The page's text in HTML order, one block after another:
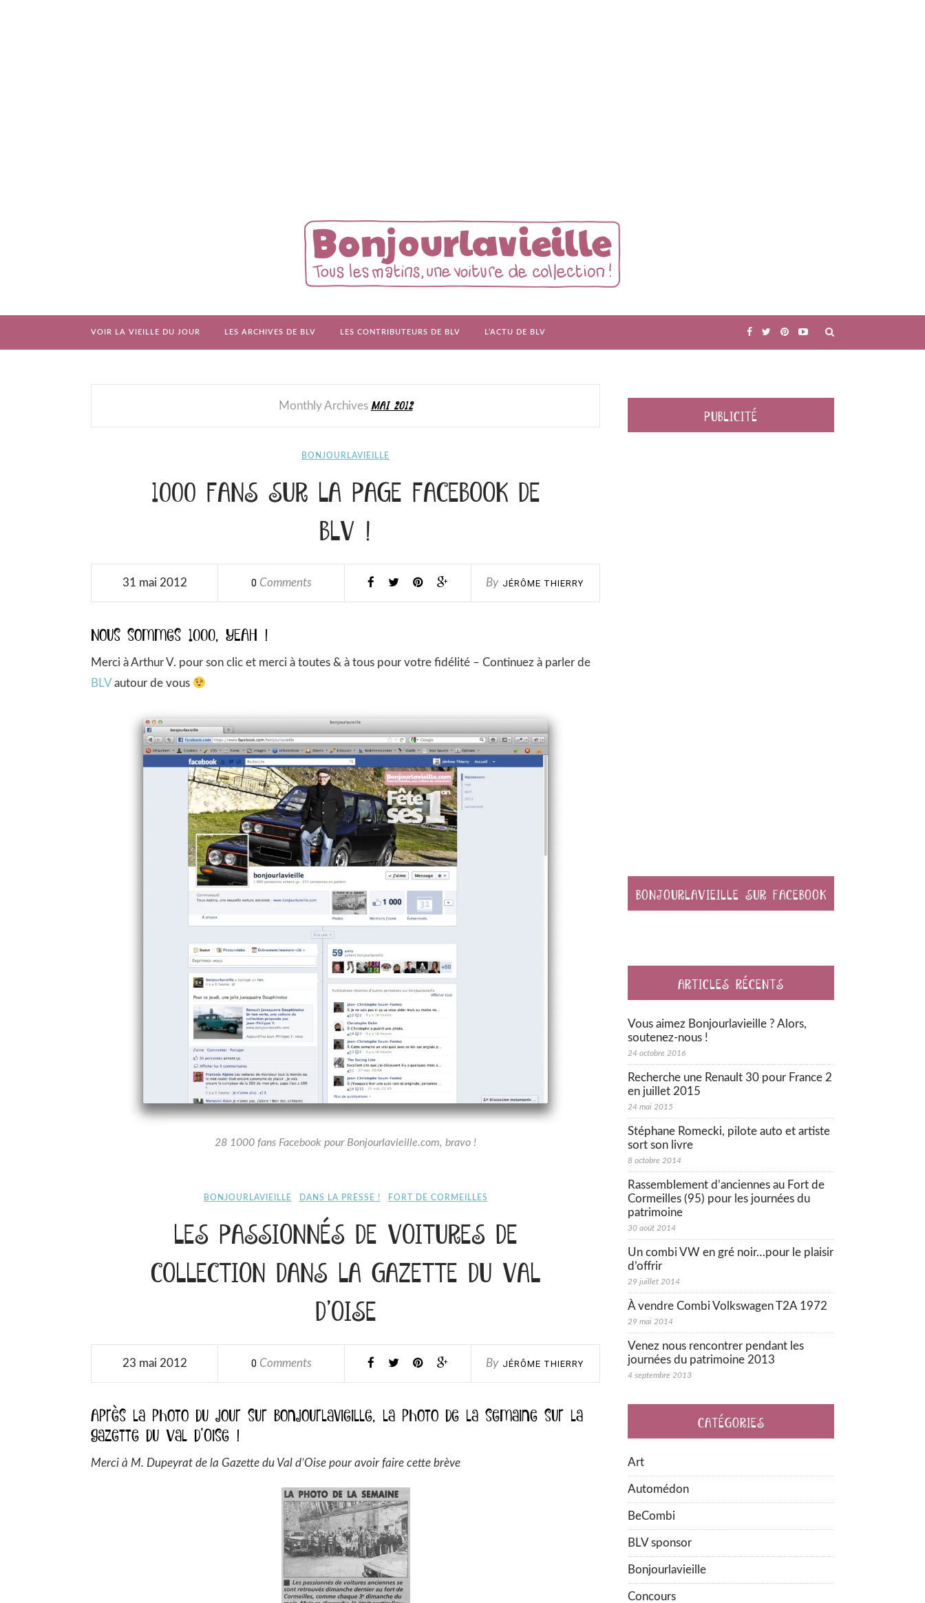
VOIR LA VIEILLE DU JOUR LES ARCHIVES DE BLV LES CONTRIBUTEURS DE BLV L’ACTU DE BLV
Monthly Archives MAI 2012
BONJOURLAVIEILLE
1000 FANS SUR LA PAGE FACEBOOK DE
BLV !
31 mai 2012 0 Comments By JÉRÔME THIERRY
Nous sommes 1000, YEAH !
Merci à Arthur V. pour son clic et merci à toutes & à tous pour votre fidélité – Continuez à parler de
BLV autour de vous
28 1000 fans Facebook pour Bonjourlavieille.com, bravo !
BONJOURLAVIEILLE DANS LA PRESSE ! FORT DE CORMEILLES
LES PASSIONNÉS DE VOITURES DE
COLLECTION DANS LA GAZETTE DU VAL
D’OISE
23 mai 2012 0 Comments By JÉRÔME THIERRY
Après la photo du jour sur Bonjourlavieille, la photo de la semaine sur la
gazette du Val d’Oise !
Merci à M. Dupeyrat de la Gazette du Val d’Oise pour avoir faire cette brève
PUBLICITÉ
BONJOURLAVIEILLE SUR FACEBOOK
ARTICLES RÉCENTS
Vous aimez Bonjourlavieille ? Alors,
soutenez-nous !
24 octobre 2016
Recherche une Renault 30 pour France 2
en juillet 2015
24 mai 2015
Stéphane Romecki, pilote auto et artiste
sort son livre
8 octobre 2014
Rassemblement d’anciennes au Fort de
Cormeilles (95) pour les journées du
patrimoine
30 août 2014
Un combi VW en gré noir…pour le plaisir
d’offrir
29 juillet 2014
À vendre Combi Volkswagen T2A 1972
29 mai 2014
Venez nous rencontrer pendant les
journées du patrimoine 2013
4 septembre 2013
CATÉGORIES
Art
Automédon
BeCombi
BLV sponsor
Bonjourlavieille
Concours